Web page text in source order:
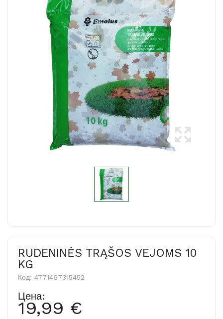
RUDENINĖS TRĄŠOS VEJOMS 10
KG
Код: 4771467315452
Цена:
19,99 €